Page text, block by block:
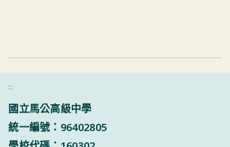
:::
國立馬公高級中學
統一編號：96402805